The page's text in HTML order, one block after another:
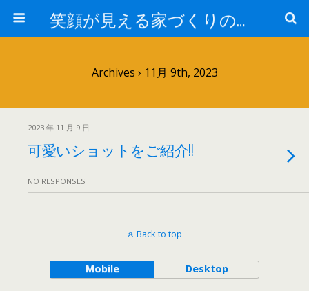
笑顔が見える家づくりの仕事人ブログ
Archives › 11月 9th, 2023
2023 年 11 月 9 日
可愛いショットをご紹介!!
NO RESPONSES
Back to top
Mobile Desktop